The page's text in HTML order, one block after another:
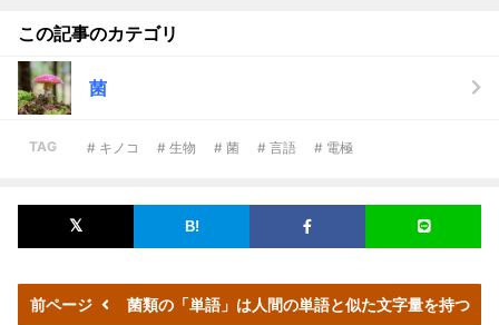
この記事のカテゴリ
菌
TAG # キノコ # 生物 # 菌 # 言語 # 電極
前ページ 菌類の「単語」は人間の単語と似た文字量を持つ